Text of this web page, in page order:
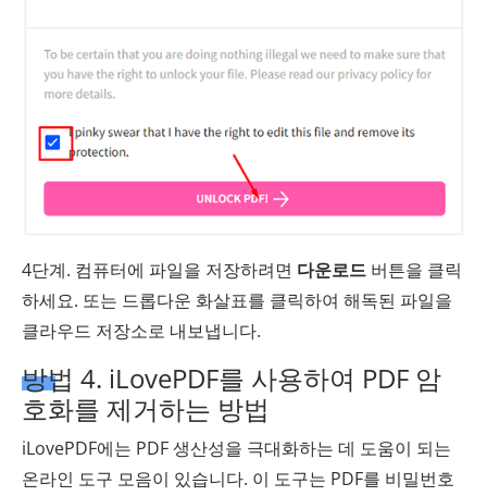
4단계. 컴퓨터에 파일을 저장하려면 다운로드 버튼을 클릭
하세요. 또는 드롭다운 화살표를 클릭하여 해독된 파일을
클라우드 저장소로 내보냅니다.
방법 4. iLovePDF를 사용하여 PDF 암
호화를 제거하는 방법
iLovePDF에는 PDF 생산성을 극대화하는 데 도움이 되는
온라인 도구 모음이 있습니다. 이 도구는 PDF를 비밀번호